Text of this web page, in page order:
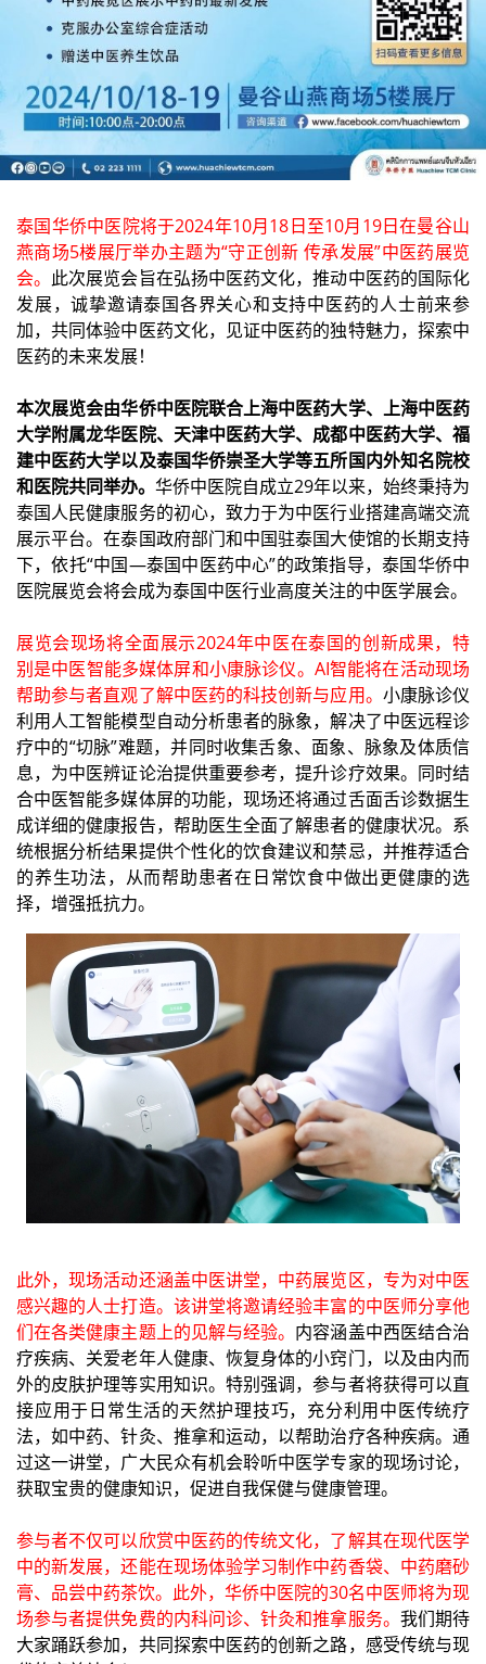
泰国华侨中医院将于2024年10月18日至10月19日在曼谷山
燕商场5楼展厅举办主题为“守正创新 传承发展”中医药展览
会。 此次展览会旨在弘扬中医药文化，推动中医药的国际化
发展，诚挚邀请泰国各界关心和支持中医药的人士前来参
加，共同体验中医药文化，见证中医药的独特魅力，探索中
医药的未来发展！
本次展览会由华侨中医院联合上海中医药大学、上海中医药
大学附属龙华医院、天津中医药大学、成都中医药大学、福
建中医药大学以及泰国华侨崇圣大学等五所国内外知名院校
和医院共同举办。 华侨中医院自成立29年以来，始终秉持为
泰国人民健康服务的初心，致力于为中医行业搭建高端交流
展示平台。在泰国政府部门和中国驻泰国大使馆的长期支持
下，依托“中国—泰国中医药中心”的政策指导，泰国华侨中
医院展览会将会成为泰国中医行业高度关注的中医学展会。
展览会现场将全面展示2024年中医在泰国的创新成果，特
别是中医智能多媒体屏和小康脉诊仪。AI智能将在活动现场
帮助参与者直观了解中医药的科技创新与应用。 小康脉诊仪
利用人工智能模型自动分析患者的脉象，解决了中医远程诊
疗中的“切脉”难题，并同时收集舌象、面象、脉象及体质信
息，为中医辨证论治提供重要参考，提升诊疗效果。同时结
合中医智能多媒体屏的功能，现场还将通过舌面舌诊数据生
成详细的健康报告，帮助医生全面了解患者的健康状况。系
统根据分析结果提供个性化的饮食建议和禁忌，并推荐适合
的养生功法，从而帮助患者在日常饮食中做出更健康的选
择，增强抵抗力。
此外，现场活动还涵盖中医讲堂，中药展览区，专为对中医
感兴趣的人士打造。该讲堂将邀请经验丰富的中医师分享他
们在各类健康主题上的见解与经验。 内容涵盖中西医结合治
疗疾病、关爱老年人健康、恢复身体的小窍门，以及由内而
外的皮肤护理等实用知识。特别强调，参与者将获得可以直
接应用于日常生活的天然护理技巧，充分利用中医传统疗
法，如中药、针灸、推拿和运动，以帮助治疗各种疾病。通
过这一讲堂，广大民众有机会聆听中医学专家的现场讨论，
获取宝贵的健康知识，促进自我保健与健康管理。
参与者不仅可以欣赏中医药的传统文化，了解其在现代医学
中的新发展，还能在现场体验学习制作中药香袋、中药磨砂
膏、品尝中药茶饮。此外，华侨中医院的30名中医师将为现
场参与者提供免费的内科问诊、针灸和推拿服务。 我们期待
大家踊跃参加，共同探索中医药的创新之路，感受传统与现